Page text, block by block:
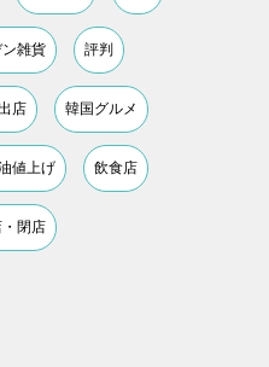
雑貨 評判
店 韓国グルメ
値上げ 飲食店
閉店